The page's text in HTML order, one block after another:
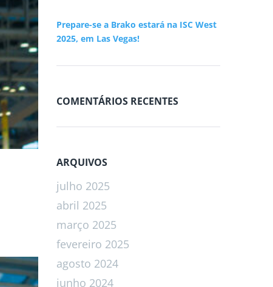
Prepare-se a Brako estará na ISC West
2025, em Las Vegas!
COMENTÁRIOS RECENTES
ARQUIVOS
julho 2025
abril 2025
março 2025
fevereiro 2025
agosto 2024
junho 2024